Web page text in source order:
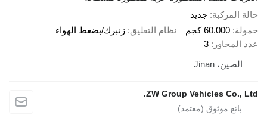
جديد
60.000 كجم نظام التعليق زنبرك/بضغط الهواء
3
الصين، Jinan
ZW Group Vehicles